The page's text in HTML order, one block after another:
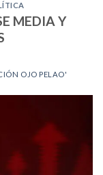
MEDIA Y
OJO PELAO'